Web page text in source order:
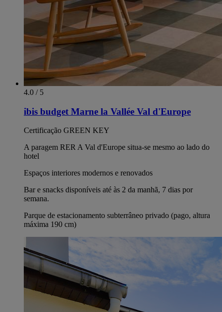
4.0 / 5
ibis budget Marne la Vallée Val d'Europe
Certificação GREEN KEY
A paragem RER A Val d'Europe situa-se mesmo ao lado do
hotel
Espaços interiores modernos e renovados
Bar e snacks disponíveis até às 2 da manhã, 7 dias por
semana.
Parque de estacionamento subterrâneo privado (pago, altura
máxima 190 cm)